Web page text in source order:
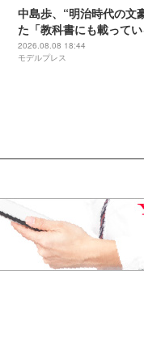
中島歩、“明治時代の文
た「教科書にも載って
祖に由来
2026.08.08 18:44
モデルプレス